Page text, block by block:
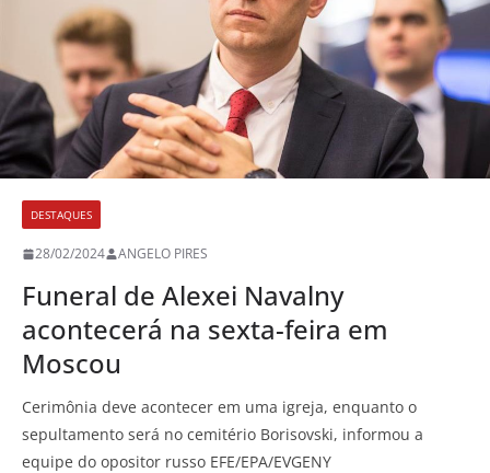
DESTAQUES
28/02/2024 ANGELO PIRES
Funeral de Alexei Navalny
acontecerá na sexta-feira em
Moscou
Cerimônia deve acontecer em uma igreja, enquanto o
sepultamento será no cemitério Borisovski, informou a
equipe do opositor russo EFE/EPA/EVGENY